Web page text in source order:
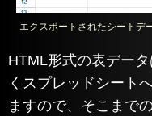
エクスポートされたシートデ
HTML形式の表デー
くスプレッドシート
ますので、そこまで